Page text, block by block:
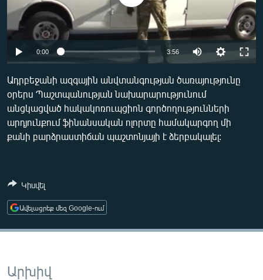
ՄԻՋԱԶԳԱՅԻՆ
ՄՇԱԿՈՒՅԹ
ՍՊՈՐՏ
ՏՏ ԵՒ ԻՆՏԵՐՆԵՏ
ԿՈՐՈՆԱՎԻՐՈՒՍ
ԱՐԽԻՎ
ԲԱՆԱՎԵՃ
ՁԳՏԵԼՈՎ ԼԱՎԱԳՈՒՅՆԻՆ
English
Auto 240p 360p 480p
0:00 3:56
360p
480p
720p
Ադրբեջանի ազգային անվտանգության ծառայությունը
օրերս Պաշտպանության նախարարությունում
անցկացված հակակոռուպցիոն գործողությունների
արդյունքում ֆինանսական ոլորտը համակարգող մի
քանի բարձրաստիճան պաշտոնյայի է ձերբակալել:
Կիսվել
Ավելացրեք մեզ Google-ում
Արխիվ